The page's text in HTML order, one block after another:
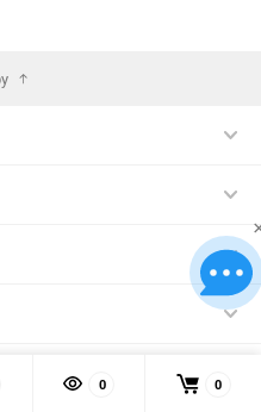
вибір в Україні!
0 0